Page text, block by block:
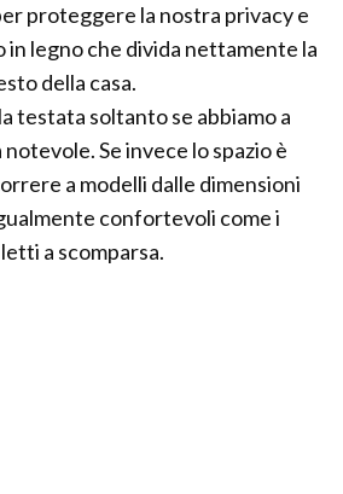
proteggere la nostra privacy e
in legno che divida nettamente la
della casa.
testata soltanto se abbiamo a
Se invece lo spazio è
a modelli dalle dimensioni
confortevoli come i
a scomparsa.